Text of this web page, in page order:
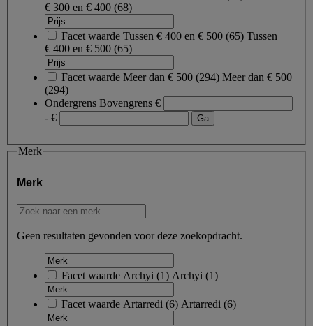
€ 300 en € 400 (68)
Facet waarde Tussen € 400 en € 500 (65) Tussen
€ 400 en € 500 (65)
Facet waarde Meer dan € 500 (294) Meer dan € 500
(294)
Ondergrens Bovengrens €
- €
Merk
Merk
Geen resultaten gevonden voor deze zoekopdracht.
Facet waarde Archyi (1) Archyi (1)
Facet waarde Artarredi (6) Artarredi (6)